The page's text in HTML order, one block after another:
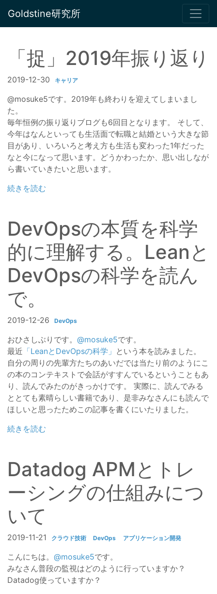
Goldstine研究所
「捉」2019年振り返り
2019-12-30 キャリア
@mosuke5です。2019年も終わりを迎えてしまいまし
た。
毎年恒例の振り返りブログも6回目となります。 そして、
今年はなんといっても生活面で転職と結婚という大きな節
目があり、いろいろと考え方も生活も変わった1年だった
なと今になって思います。どうかわったか、思い出しなが
ら書いていきたいと思います。
続きを読む
DevOpsの本質を科学
的に理解する。Leanと
DevOpsの科学を読ん
で。
2019-12-26 DevOps
おひさしぶりです。 @mosuke5です。
最近 「LeanとDevOpsの科学」 という本を読みました。
自分の周りの先輩方たちのあいだでは当たり前のようにこ
の本のコンテキストで会話がすすんでいるということもあ
り、読んでみたのがきっかけです。 実際に、読んでみる
ととても素晴らしい書籍であり、是非みなさんにも読んで
ほしいと思ったためこの記事を書くにいたりました。
続きを読む
Datadog APMとトレ
ーシングの仕組みにつ
いて
2019-11-21 クラウド技術 DevOps アプリケーション開発
こんにちは。 @mosuke5です。
みなさん普段の監視はどのように行っていますか？
Datadog使っていますか？